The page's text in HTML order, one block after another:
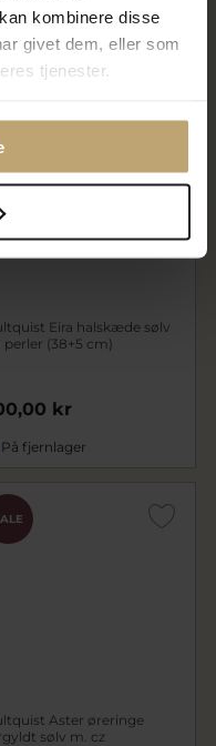
kombinere disse
givet dem, eller som
tjenester.
kr
På fjernlager
Eira halskæde sølv
perler (38+5 cm)
kr
På fjernlager
Aster øreringe
sølv m. cz